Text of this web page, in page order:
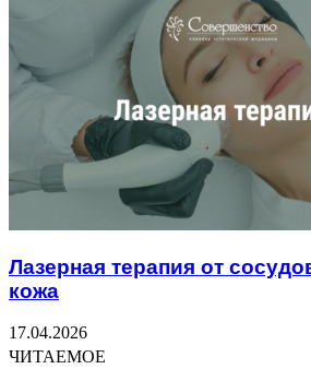
Лазерная терапия от
кожа
17.04.2026
ЧИТАЕМОЕ